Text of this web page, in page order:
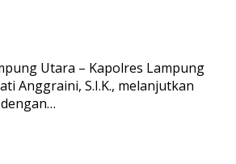
Utara – Kapolres Lampung
Anggraini, S.I.K., melanjutkan